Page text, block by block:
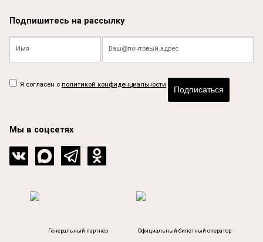
Подпишитесь на рассылку
Я согласен с политикой конфиденциальности
Подписаться
Мы в соцсетях
Генеральный партнёр Официальный билетный оператор